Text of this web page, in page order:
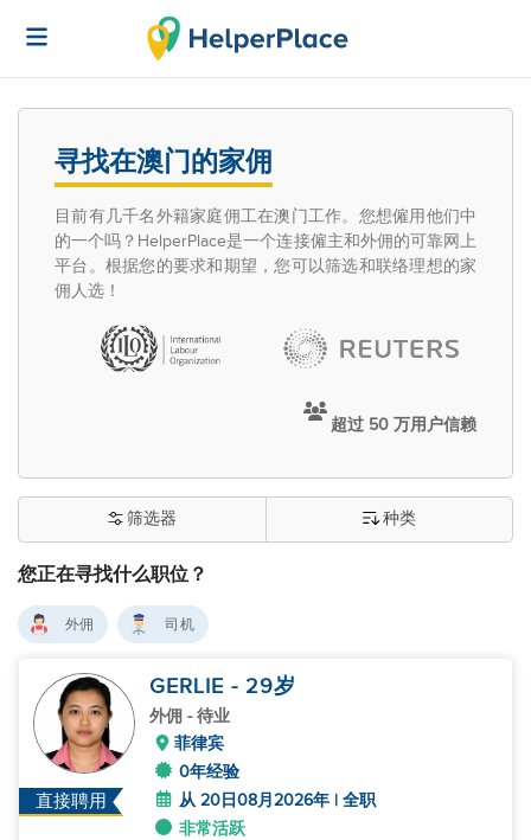
寻找在澳门的家佣
目前有几千名外籍家庭佣工在澳门工作。您想僱用他们中
的一个吗？HelperPlace是一个连接僱主和外佣的可靠网上
平台。根据您的要求和期望，您可以筛选和联络理想的家
佣人选！
超过 50 万用户信赖
您正在寻找什么职位？
筛选器 种类
外佣 司机
直接聘用
GERLIE - 29岁
外佣 - 待业
菲律宾
0年经验
从 20日08月2026年 | 全职
非常活跃